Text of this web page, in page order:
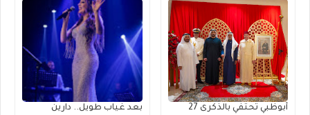
أبوظبي تحتفي بالذكرى 27
بعد غياب طويل.. دارين